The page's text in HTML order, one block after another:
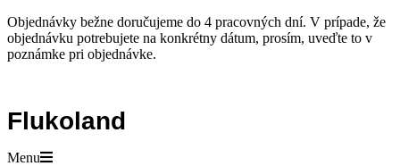
Objednávky bežne doručujeme do 4 pracovných dní. V prípade, že
objednávku potrebujete na konkrétny dátum, prosím, uveďte to v
poznámke pri objednávke.
Flukoland
Menu